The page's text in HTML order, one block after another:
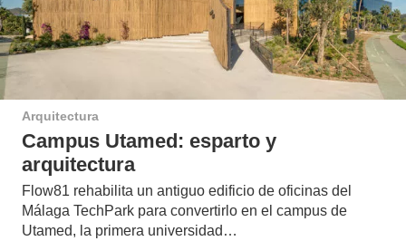
Arquitectura
Campus Utamed: esparto y
arquitectura
Flow81 rehabilita un antiguo edificio de oficinas del
Málaga TechPark para convertirlo en el campus de
Utamed, la primera universidad…